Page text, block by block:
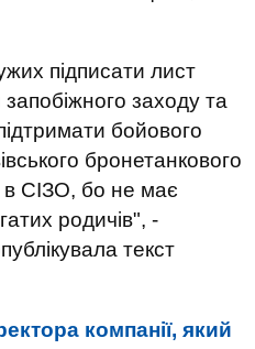
підписати лист
заходу та
бойового
бронетанкового
в СІЗО, бо не має
родичів", -
текст
компанії, який